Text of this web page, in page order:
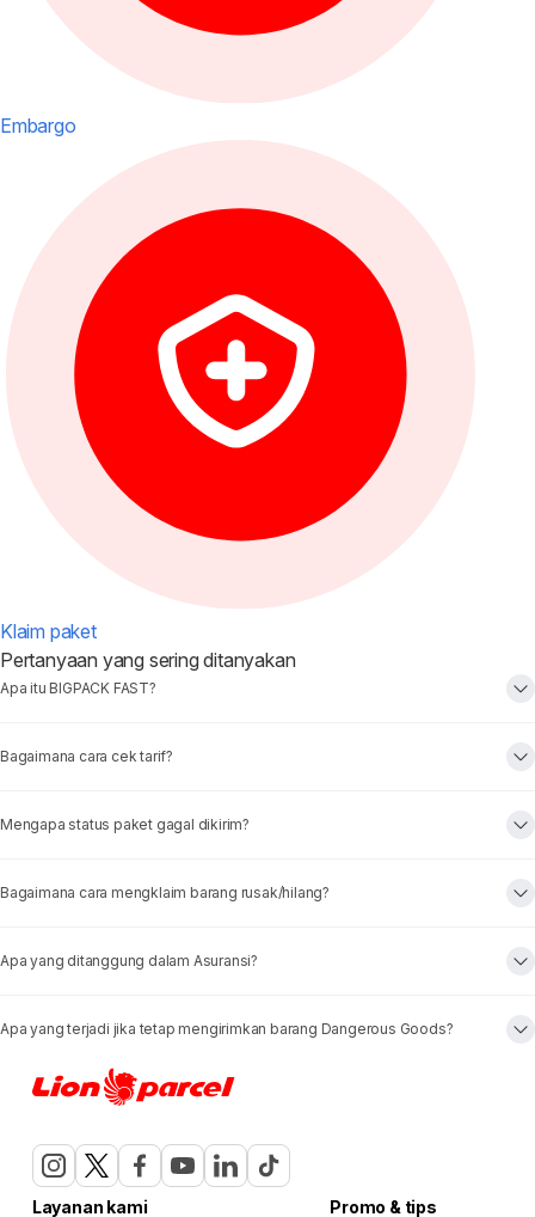
Embargo
Klaim paket
Pertanyaan yang sering ditanyakan
Apa itu BIGPACK FAST?
Bagaimana cara cek tarif?
Mengapa status paket gagal dikirim?
Bagaimana cara mengklaim barang rusak/hilang?
Apa yang ditanggung dalam Asuransi?
Apa yang terjadi jika tetap mengirimkan barang Dangerous Goods?
Layanan kami Promo & tips